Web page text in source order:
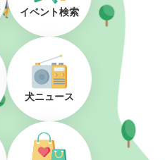
イベント検索
犬ニュース